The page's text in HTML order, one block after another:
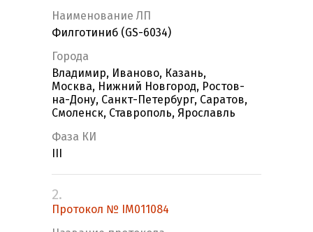
Наименование ЛП
Филготиниб (GS-6034)
Города
Владимир, Иваново, Казань,
Москва, Нижний Новгород, Ростов-
на-Дону, Санкт-Петербург, Саратов,
Смоленск, Ставрополь, Ярославль
Фаза КИ
2.
Протокол № IM011084